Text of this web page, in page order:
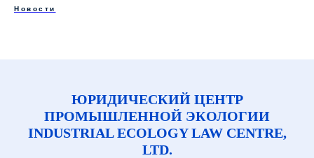
Новости
ЮРИДИЧЕСКИЙ ЦЕНТР
ПРОМЫШЛЕННОЙ ЭКОЛОГИИ
INDUSTRIAL ECOLOGY LAW CENTRE,
LTD.